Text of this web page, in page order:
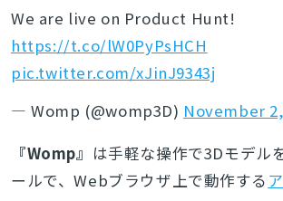
We are live on Product Hunt!
https://t.co/lW0PyPsHCH
pic.twitter.com/xJinJ9343j
— Womp (@womp3D) November
『Womp』 は手軽な操作で3Dモデル
ールで、Webブラウザ上で動作する